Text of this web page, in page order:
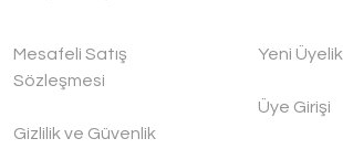
Mesafeli Satış
Sözleşmesi
Gizlilik ve Güvenlik
Yeni Üyelik
Üye Girişi